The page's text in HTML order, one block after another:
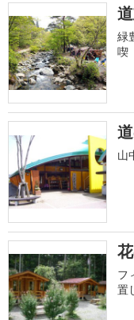
緑
喫
山
フ
置